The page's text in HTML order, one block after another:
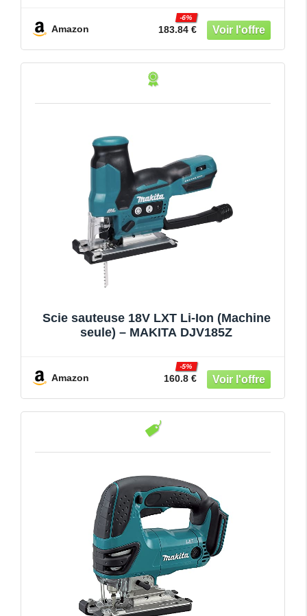
Amazon 183.84 €
-6%
Scie sauteuse 18V LXT Li-Ion (Machine
seule) – MAKITA DJV185Z
Amazon 160.8 €
-5%